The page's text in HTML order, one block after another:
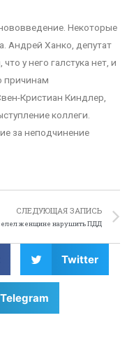
Некоторые
Андрей Ханко, депутат
у него галстука нет, и
причинам
Кристиан Киндлер,
коллеги.
за неподчинение
СЛЕДУЮЩАЯ ЗАПИСЬ
женщине нарушить ПДД
Twitter
Telegram